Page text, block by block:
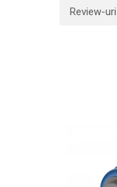
Review-uri